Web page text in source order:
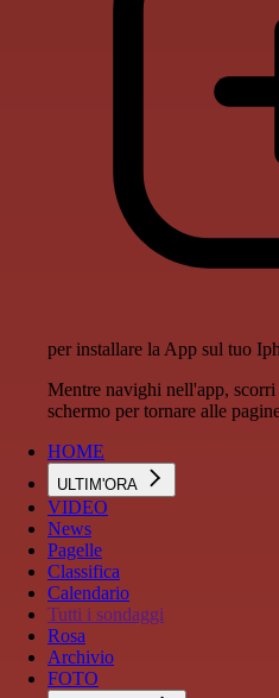
per installare la App sul tuo
Mentre navighi nell'app,
schermo per tornare alle
HOME
ULTIM'ORA
VIDEO
News
Pagelle
Classifica
Calendario
Tutti i sondaggi
Rosa
Archivio
FOTO